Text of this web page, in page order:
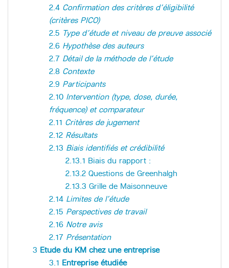
2.4 Confirmation des critères d’éligibilité
(critères PICO)
2.5 Type d’étude et niveau de preuve associé
2.6 Hypothèse des auteurs
2.7 Détail de la méthode de l’étude
2.8 Contexte
2.9 Participants
2.10 Intervention (type, dose, durée,
fréquence) et comparateur
2.11 Critères de jugement
2.12 Résultats
2.13 Biais identifiés et crédibilité
2.13.1 Biais du rapport :
2.13.2 Questions de Greenhalgh
2.13.3 Grille de Maisonneuve
2.14 Limites de l’étude
2.15 Perspectives de travail
2.16 Notre avis
2.17 Présentation
3 Etude du KM chez une entreprise
3.1 Entreprise étudiée